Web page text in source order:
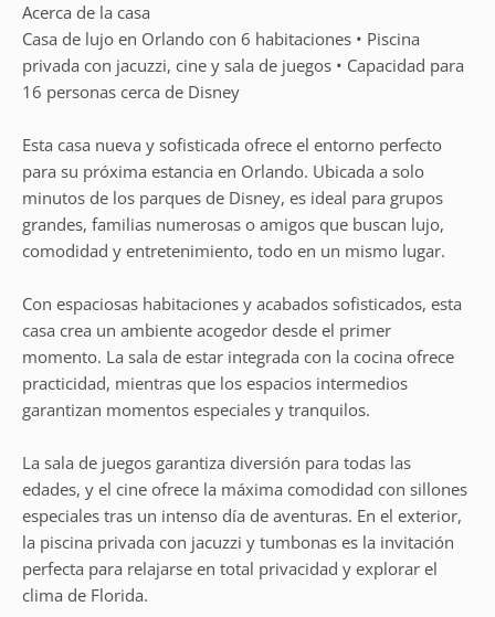
Acerca de la casa
Casa de lujo en Orlando con 6 habitaciones • Piscina
privada con jacuzzi, cine y sala de juegos • Capacidad para
16 personas cerca de Disney
Esta casa nueva y sofisticada ofrece el entorno perfecto
para su próxima estancia en Orlando. Ubicada a solo
minutos de los parques de Disney, es ideal para grupos
grandes, familias numerosas o amigos que buscan lujo,
comodidad y entretenimiento, todo en un mismo lugar.
Con espaciosas habitaciones y acabados sofisticados, esta
casa crea un ambiente acogedor desde el primer
momento. La sala de estar integrada con la cocina ofrece
practicidad, mientras que los espacios intermedios
garantizan momentos especiales y tranquilos.
La sala de juegos garantiza diversión para todas las
edades, y el cine ofrece la máxima comodidad con sillones
especiales tras un intenso día de aventuras. En el exterior,
la piscina privada con jacuzzi y tumbonas es la invitación
perfecta para relajarse en total privacidad y explorar el
clima de Florida.